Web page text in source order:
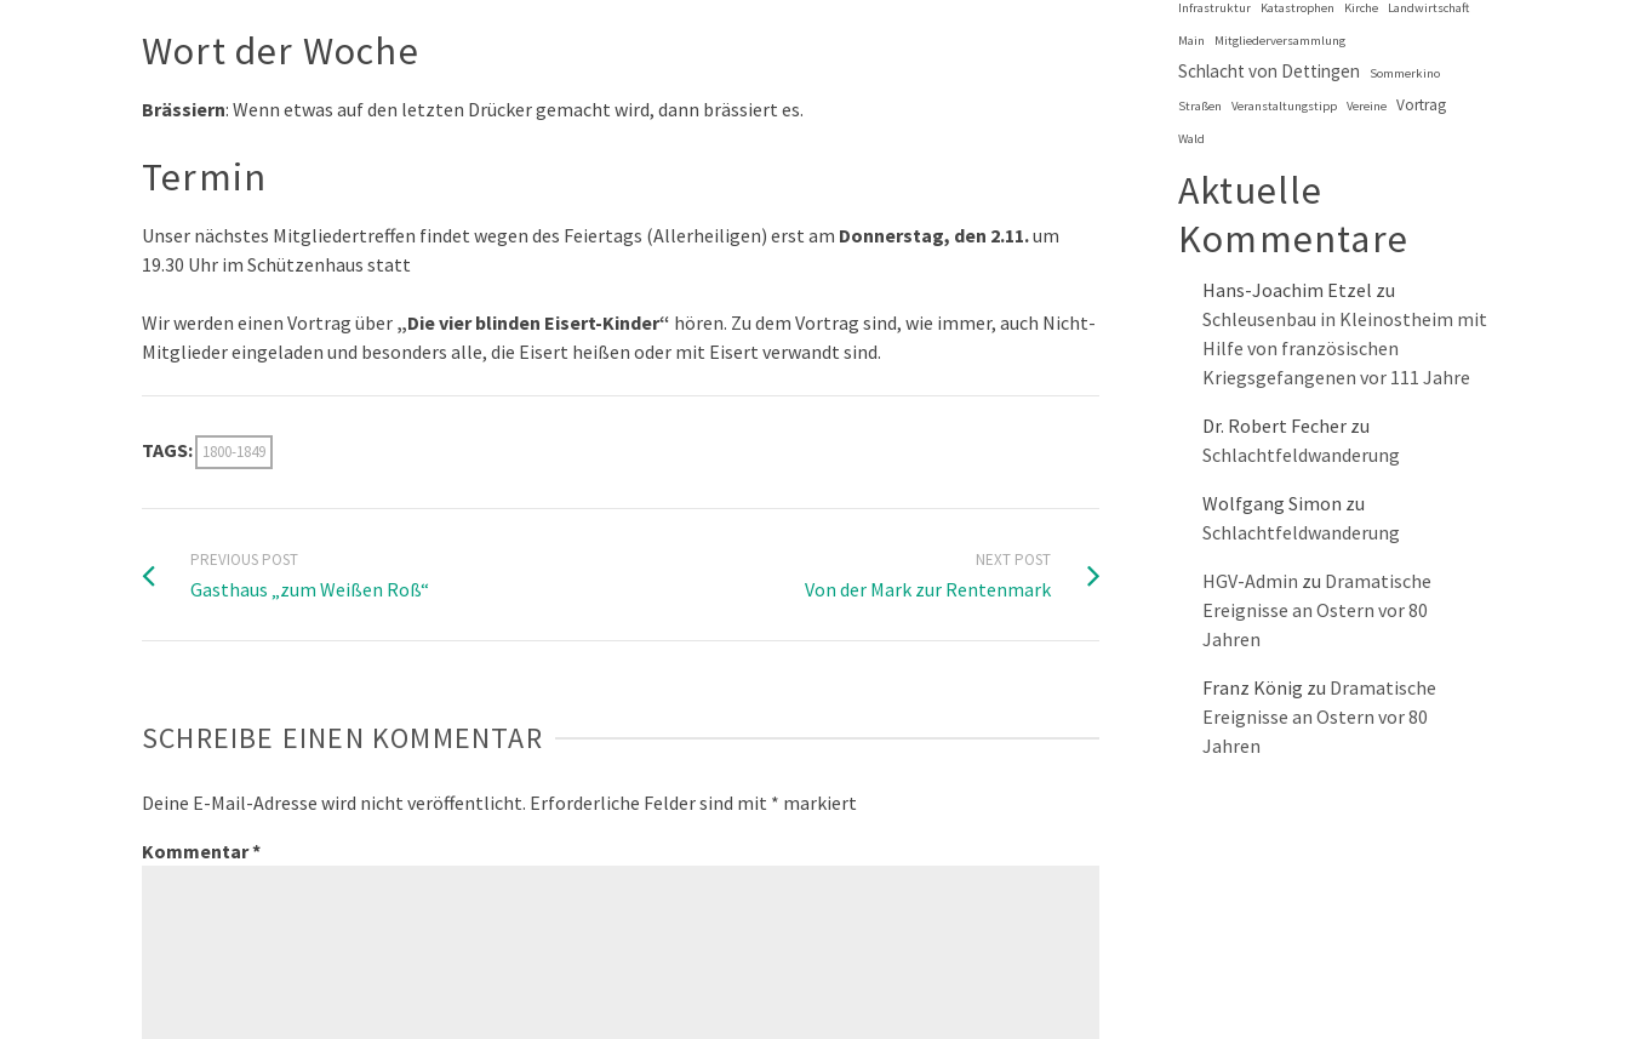
Wort der Woche
Brässiern: Wenn etwas auf den letzten Drücker gemacht wird, dann brässiert es.
Termin
Unser nächstes Mitgliedertreffen findet wegen des Feiertags (Allerheiligen) erst am Donnerstag, den 2.11.um
19.30 Uhr im Schützenhaus statt
Wir werden einen Vortrag über „Die vier blinden Eisert-Kinder“ hören. Zu dem Vortrag sind, wie immer, auch Nicht-
Mitglieder eingeladen und besonders alle, die Eisert heißen oder mit Eisert verwandt sind.
TAGS: 1800-1849
PREVIOUS POST
Gasthaus „zum Weißen Roß“
NEXT POST
Von der Mark zur Rentenmark
SCHREIBE EINEN KOMMENTAR
Deine E-Mail-Adresse wird nicht veröffentlicht. Erforderliche Felder sind mit * markiert
Kommentar*
Infrastruktur Katastrophen Kirche Landwirtschaft
Main Mitgliederversammlung
Schlacht von Dettingen Sommerkino
Straßen Veranstaltungstipp Vereine Vortrag
Wald
Aktuelle
Kommentare
Hans-Joachim Etzel zu
Schleusenbau in Kleinostheim mit
Hilfe von französischen
Kriegsgefangenen vor 111 Jahre
Dr. Robert Fecher zu
Schlachtfeldwanderung
Wolfgang Simon zu
Schlachtfeldwanderung
HGV-Admin zu Dramatische
Ereignisse an Ostern vor 80
Jahren
Franz König zu Dramatische
Ereignisse an Ostern vor 80
Jahren